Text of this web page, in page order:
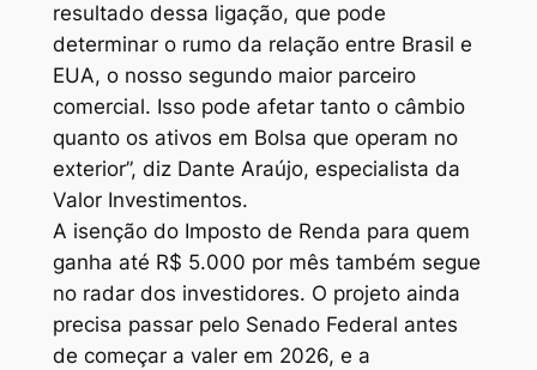
resultado dessa ligação, que pode
determinar o rumo da relação entre Brasil e
EUA, o nosso segundo maior parceiro
comercial. Isso pode afetar tanto o câmbio
quanto os ativos em Bolsa que operam no
exterior”, diz Dante Araújo, especialista da
Valor Investimentos.
A isenção do Imposto de Renda para quem
ganha até R$ 5.000 por mês também segue
no radar dos investidores. O projeto ainda
precisa passar pelo Senado Federal antes
de começar a valer em 2026, e a